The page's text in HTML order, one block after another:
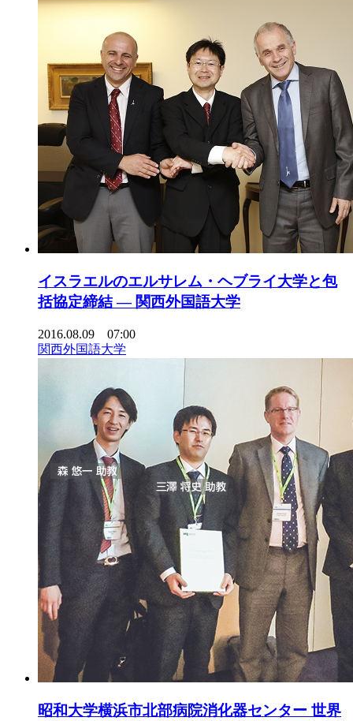
イスラエルのエルサレム・ヘブライ大学と包
括協定締結 — 関西外国語大学
2016.08.09 07:00
関西外国語大学
昭和大学横浜市北部病院消化器センター 世界